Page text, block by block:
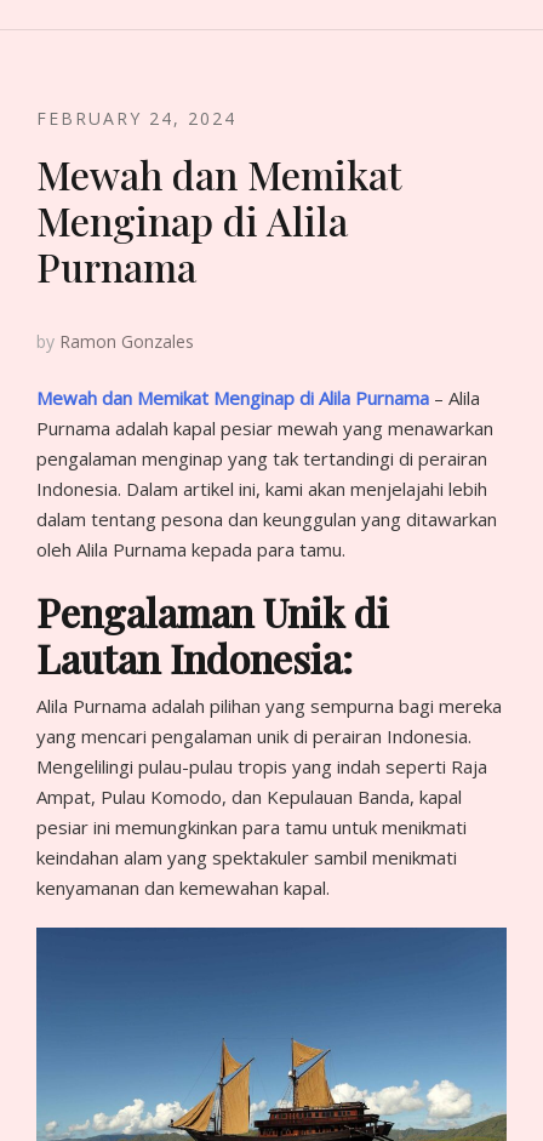
FEBRUARY 24, 2024
Mewah dan Memikat
Menginap di Alila
Purnama
by Ramon Gonzales
Mewah dan Memikat Menginap di Alila Purnama – Alila
Purnama adalah kapal pesiar mewah yang menawarkan
pengalaman menginap yang tak tertandingi di perairan
Indonesia. Dalam artikel ini, kami akan menjelajahi lebih
dalam tentang pesona dan keunggulan yang ditawarkan
oleh Alila Purnama kepada para tamu.
Pengalaman Unik di
Lautan Indonesia:
Alila Purnama adalah pilihan yang sempurna bagi mereka
yang mencari pengalaman unik di perairan Indonesia.
Mengelilingi pulau-pulau tropis yang indah seperti Raja
Ampat, Pulau Komodo, dan Kepulauan Banda, kapal
pesiar ini memungkinkan para tamu untuk menikmati
keindahan alam yang spektakuler sambil menikmati
kenyamanan dan kemewahan kapal.